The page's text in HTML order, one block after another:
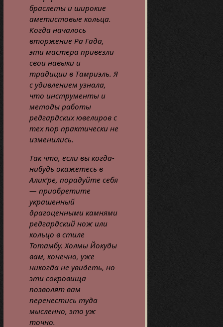
браслеты и широкие
аметистовые кольца.
Когда началось
вторжение Ра Гада,
эти мастера привезли
свои навыки и
традиции в Тамриэль. Я
с удивлением узнала,
что инструменты и
методы работы
редгардских ювелиров с
тех пор практически не
изменились.
Так что, если вы когда-
нибудь окажетесь в
Алик’ре, порадуйте себя
— приобретите
украшенный
драгоценными камнями
редгардский нож или
кольцо в стиле
Тотамбу. Холмы Йокуды
вам, конечно, уже
никогда не увидеть, но
эти сокровища
позволят вам
перенестись туда
мысленно, это уж
точно.